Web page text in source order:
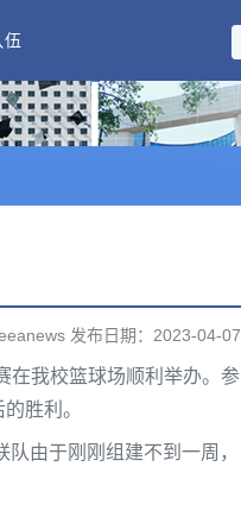
发布日期：2023-04-07
在我校篮球场顺利举办。参
胜利。
由于刚刚组建不到一周，